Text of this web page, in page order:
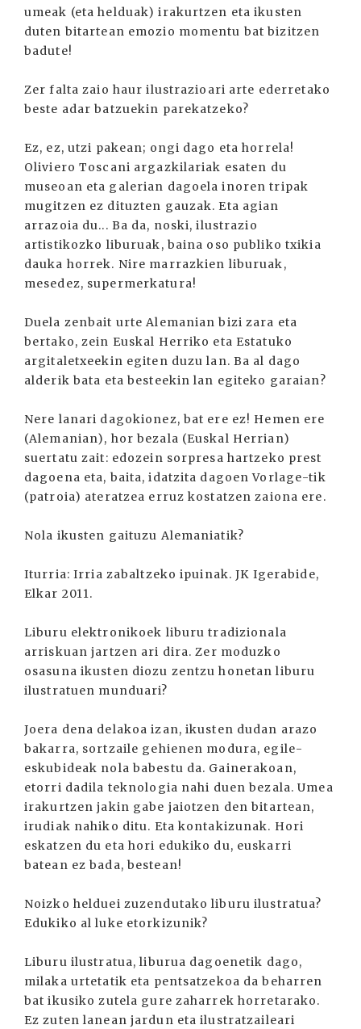
umeak (eta helduak) irakurtzen eta ikusten
duten bitartean emozio momentu bat bizitzen
badute!
Zer falta zaio haur ilustrazioari arte ederretako
beste adar batzuekin parekatzeko?
Ez, ez, utzi pakean; ongi dago eta horrela!
Oliviero Toscani argazkilariak esaten du
museoan eta galerian dagoela inoren tripak
mugitzen ez dituzten gauzak. Eta agian
arrazoia du... Ba da, noski, ilustrazio
artistikozko liburuak, baina oso publiko txikia
dauka horrek. Nire marrazkien liburuak,
mesedez, supermerkatura!
Duela zenbait urte Alemanian bizi zara eta
bertako, zein Euskal Herriko eta Estatuko
argitaletxeekin egiten duzu lan. Ba al dago
alderik bata eta besteekin lan egiteko garaian?
Nere lanari dagokionez, bat ere ez! Hemen ere
(Alemanian), hor bezala (Euskal Herrian)
suertatu zait: edozein sorpresa hartzeko prest
dagoena eta, baita, idatzita dagoen Vorlage-tik
(patroia) ateratzea erruz kostatzen zaiona ere.
Nola ikusten gaituzu Alemaniatik?
Iturria: Irria zabaltzeko ipuinak. JK Igerabide,
Elkar 2011.
Liburu elektronikoek liburu tradizionala
arriskuan jartzen ari dira. Zer moduzko
osasuna ikusten diozu zentzu honetan liburu
ilustratuen munduari?
Joera dena delakoa izan, ikusten dudan arazo
bakarra, sortzaile gehienen modura, egile-
eskubideak nola babestu da. Gainerakoan,
etorri dadila teknologia nahi duen bezala. Umea
irakurtzen jakin gabe jaiotzen den bitartean,
irudiak nahiko ditu. Eta kontakizunak. Hori
eskatzen du eta hori edukiko du, euskarri
batean ez bada, bestean!
Noizko helduei zuzendutako liburu ilustratua?
Edukiko al luke etorkizunik?
Liburu ilustratua, liburua dagoenetik dago,
milaka urtetatik eta pentsatzekoa da beharren
bat ikusiko zutela gure zaharrek horretarako.
Ez zuten lanean jardun eta ilustratzaileari